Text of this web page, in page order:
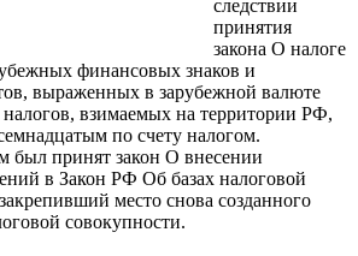
следствии
принятия
закона О налоге
финансовых знаков и
выраженных в зарубежной валюте
взимаемых на территории РФ,
по счету налогом.
был принят закон О внесении
в Закон РФ Об базах налоговой
место снова созданного
совокупности.